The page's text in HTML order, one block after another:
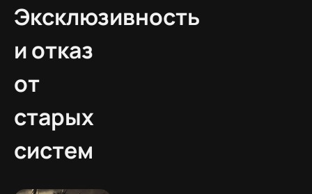
Эксклюзивность
и отказ
от
старых
систем